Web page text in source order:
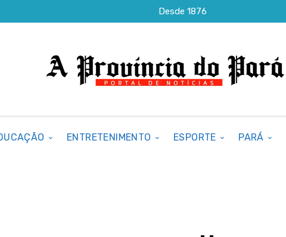
Desde 1876
ENTRETENIMENTO ESPORTE PARÁ